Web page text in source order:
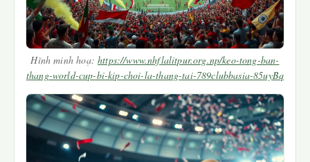
Hình minh hoạ:https://www.nhflalitpur.org.np/keo-tong-ban-
thang-world-cup-bi-kip-choi-la-thang-tai-789clubbasia-85uyBq